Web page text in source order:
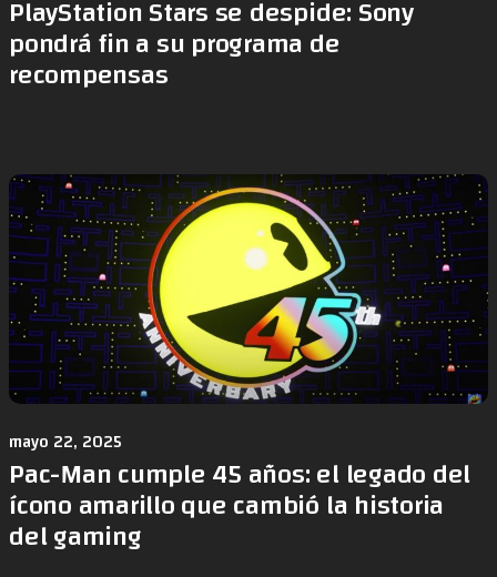
PlayStation Stars se despide: Sony
pondrá fin a su programa de
recompensas
mayo 22, 2025
Pac-Man cumple 45 años: el legado del
ícono amarillo que cambió la historia
del gaming